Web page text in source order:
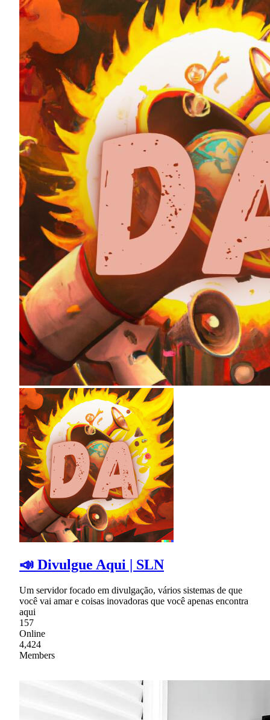
📣 Divulgue Aqui | SLN
Um servidor focado em divulgação, vários sistemas de que
você vai amar e coisas inovadoras que você apenas encontra
aqui
157
Online
4,424
Members